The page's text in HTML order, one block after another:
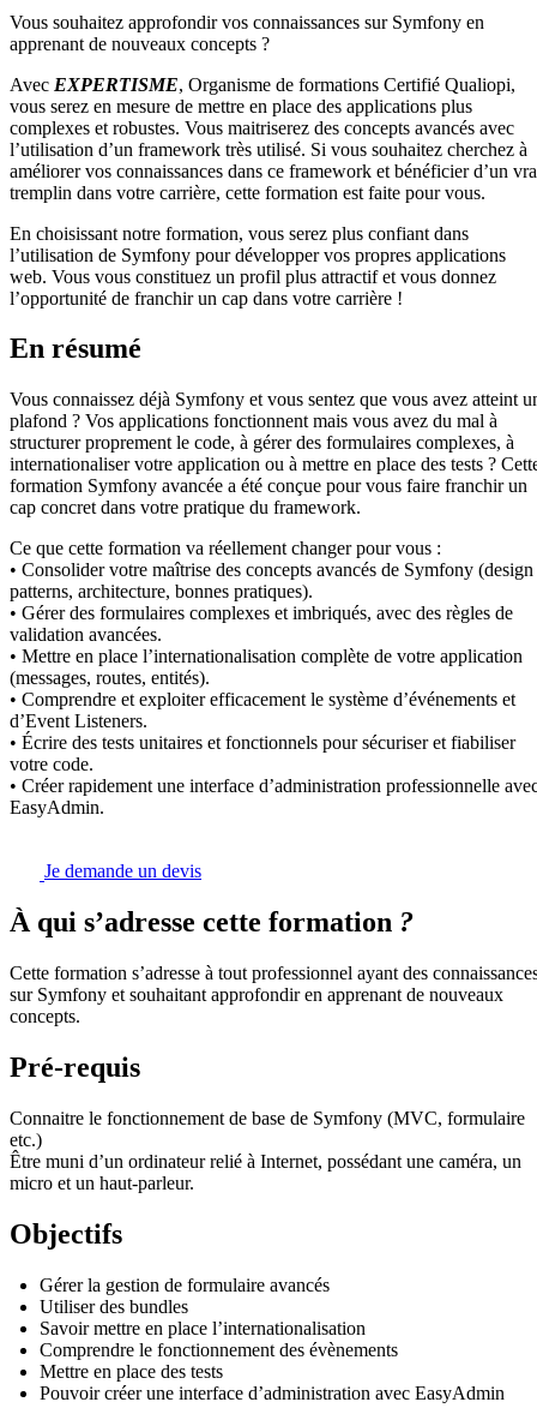
Vous souhaitez approfondir vos connaissances sur Symfony en
apprenant de nouveaux concepts ?
Avec EXPERTISME, Organisme de formations Certifié Qualiopi,
vous serez en mesure de mettre en place des applications plus
complexes et robustes. Vous maitriserez des concepts avancés avec
l’utilisation d’un framework très utilisé. Si vous souhaitez cherchez à
améliorer vos connaissances dans ce framework et bénéficier d’un
tremplin dans votre carrière, cette formation est faite pour vous.
En choisissant notre formation, vous serez plus confiant dans
l’utilisation de Symfony pour développer vos propres applications
web. Vous vous constituez un profil plus attractif et vous donnez
l’opportunité de franchir un cap dans votre carrière !
En résumé
Vous connaissez déjà Symfony et vous sentez que vous avez atteint
plafond ? Vos applications fonctionnent mais vous avez du mal à
structurer proprement le code, à gérer des formulaires complexes, à
internationaliser votre application ou à mettre en place des tests ?
formation Symfony avancée a été conçue pour vous faire franchir un
cap concret dans votre pratique du framework.
Ce que cette formation va réellement changer pour vous :
• Consolider votre maîtrise des concepts avancés de Symfony (design
patterns, architecture, bonnes pratiques).
• Gérer des formulaires complexes et imbriqués, avec des règles de
validation avancées.
• Mettre en place l’internationalisation complète de votre application
(messages, routes, entités).
• Comprendre et exploiter efficacement le système d’événements et
d’Event Listeners.
• Écrire des tests unitaires et fonctionnels pour sécuriser et fiabiliser
votre code.
• Créer rapidement une interface d’administration professionnelle
EasyAdmin.
Je demande un devis
À qui s’adresse cette formation ?
Cette formation s’adresse à tout professionnel ayant des
sur Symfony et souhaitant approfondir en apprenant de nouveaux
concepts.
Pré-requis
Connaitre le fonctionnement de base de Symfony (MVC, formulaire
etc.)
Être muni d’un ordinateur relié à Internet, possédant une caméra, un
micro et un haut-parleur.
Objectifs
Gérer la gestion de formulaire avancés
Utiliser des bundles
Savoir mettre en place l’internationalisation
Comprendre le fonctionnement des évènements
Mettre en place des tests
Pouvoir créer une interface d’administration avec EasyAdmin